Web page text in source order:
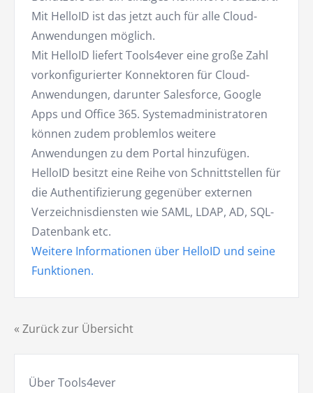
« Zurück zur Übersicht
Über Tools4ever
Mit HelloID ist das jetzt auch für alle Cloud-
Anwendungen möglich.
Mit HelloID liefert Tools4ever eine große Zahl
vorkonfigurierter Konnektoren für Cloud-
Anwendungen, darunter Salesforce, Google
Apps und Office 365. Systemadministratoren
können zudem problemlos weitere
Anwendungen zu dem Portal hinzufügen.
HelloID besitzt eine Reihe von Schnittstellen für
die Authentifizierung gegenüber externen
Verzeichnisdiensten wie SAML, LDAP, AD, SQL-
Datenbank etc.
Weitere Informationen über HelloID und seine
Funktionen.